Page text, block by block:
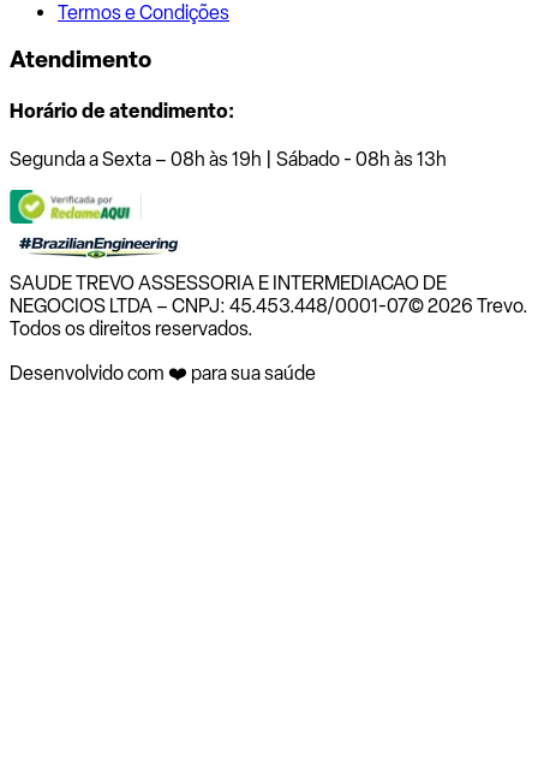
Termos e Condições
Atendimento
Horário de atendimento:
Segunda a Sexta – 08h às 19h | Sábado - 08h às 13h
SAUDE TREVO ASSESSORIA E INTERMEDIACAO DE
NEGOCIOS LTDA – CNPJ: 45.453.448/0001-07© 2026 Trevo.
Todos os direitos reservados.
Desenvolvido com ❤️ para sua saúde